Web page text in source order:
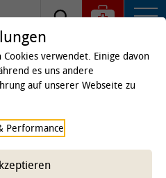
verwendet. Einige davon
es uns andere
auf unserer Webseite zu
Performance